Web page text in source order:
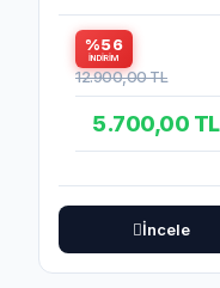
%56
İNDIRIM
12.900,00 TL
5.700,00 TL
İncele